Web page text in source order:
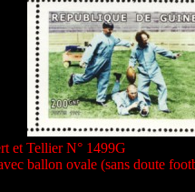
et Tellier N° 1499G
ballon ovale (sans doute